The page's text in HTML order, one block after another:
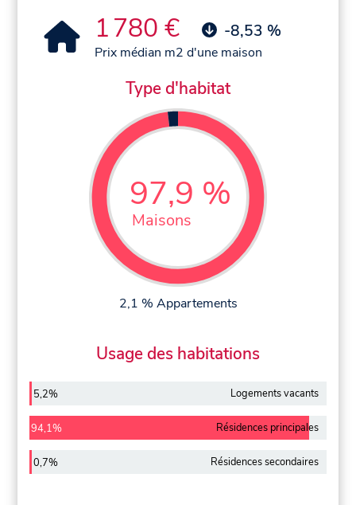
1 780 € -8,53 %
Prix médian m2 d'une maison
Type d'habitat
97,9 %
Maisons
2,1 % Appartements
Usage des habitations
5,2% Logements vacants
94,1% Résidences principales
0,7% Résidences secondaires